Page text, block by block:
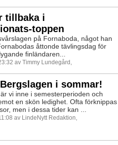
tillbaka i
toppen
på Fornaboda, något han
åttonde tävlingsdag för
finländaren...
av Timmy Lundegård,
i sommar!
vi inne i semesterperioden och
en skön ledighet. Ofta förknippas
men i dessa tider kan ...
av LindeNytt Redaktion,